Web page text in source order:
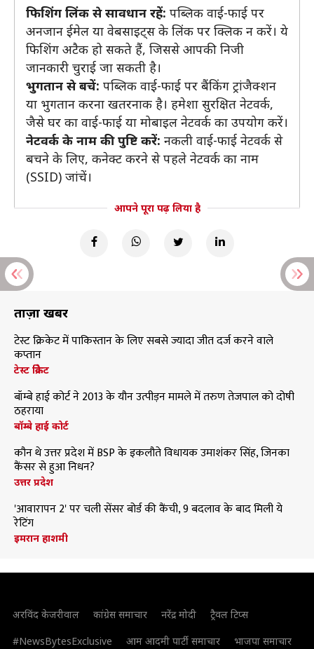
फिशिंग लिंक से सावधान रहें: पब्लिक वाई-फाई पर
अनजान ईमेल या वेबसाइट्स के लिंक पर क्लिक न करें। ये
फिशिंग अटैक हो सकते हैं, जिससे आपकी निजी
जानकारी चुराई जा सकती है।
भुगतान से बचें: पब्लिक वाई-फाई पर बैंकिंग ट्रांजैक्शन
या भुगतान करना खतरनाक है। हमेशा सुरक्षित नेटवर्क,
जैसे घर का वाई-फाई या मोबाइल नेटवर्क का उपयोग करें।
नेटवर्क के नाम की पुष्टि करें: नकली वाई-फाई नेटवर्क से
बचने के लिए, कनेक्ट करने से पहले नेटवर्क का नाम
(SSID) जांचें।
आपने पूरा पढ़ लिया है
ताज़ा खबरें
टेस्ट क्रिकेट में पाकिस्तान के लिए सबसे ज्यादा जीत दर्ज करने वाले
कप्तान
टेस्ट क्रिकेट
बॉम्बे हाई कोर्ट ने 2013 के यौन उत्पीड़न मामले में तरुण तेजपाल को दोषी
ठहराया
बॉम्बे हाई कोर्ट
कौन थे उत्तर प्रदेश में BSP के इकलौते विधायक उमाशंकर सिंह, जिनका
कैंसर से हुआ निधन?
उत्तर प्रदेश
'आवारापन 2' पर चली सेंसर बोर्ड की कैंची, 9 बदलाव के बाद मिली ये
रेटिंग
इमरान हाशमी
अरविंद केजरीवाल कांग्रेस समाचार नरेंद्र मोदी
ट्रैवल टिप्स
#NewsBytesExclusive
आम आदमी पार्टी समाचार भाजपा समाचार